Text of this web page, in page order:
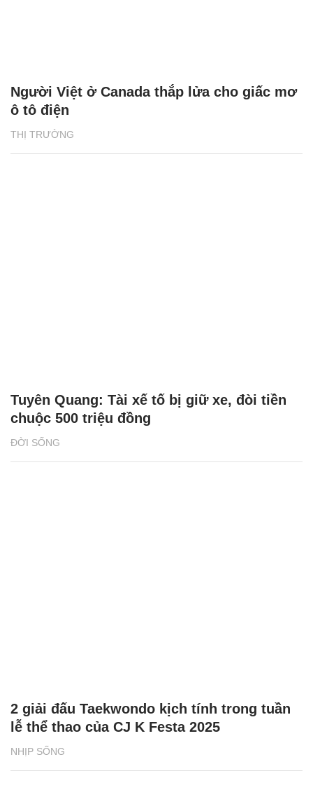
THỊ TRƯỜNG
Người Việt ở Canada thắp lửa cho giấc mơ
ô tô điện
ĐỜI SỐNG
Tuyên Quang: Tài xế tố bị giữ xe, đòi tiền
chuộc 500 triệu đồng
NHỊP SỐNG
2 giải đấu Taekwondo kịch tính trong tuần
lễ thể thao của CJ K Festa 2025